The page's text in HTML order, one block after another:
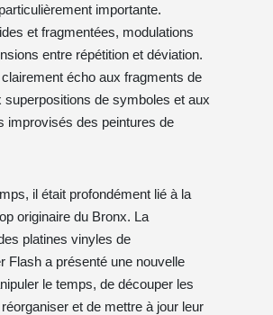
importante.
et fragmentées, modulations
entre répétition et déviation.
écho aux fragments de
superpositions de symboles et aux
improvisés des peintures de
il était profondément lié à la
originaire du Bronx. La
platines vinyles de
Flash a présenté une nouvelle
le temps, de découper les
et de mettre à jour leur